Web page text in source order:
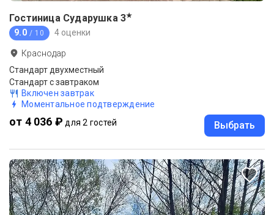
Гостиница Сударушка 3★
9.0 / 10 4 оценки
Краснодар
Стандарт двухместный
Стандарт с завтраком
Включен завтрак
Моментальное подтверждение
от 4 036 ₽ для 2 гостей Выбрать